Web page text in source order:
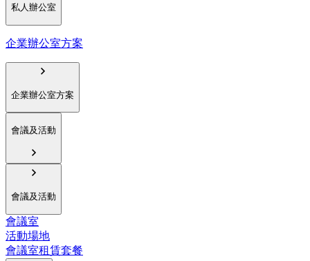
私人辦公室
企業辦公室方案
企業辦公室方案
會議及活動
會議及活動
會議室
活動場地
會議室租賃套餐